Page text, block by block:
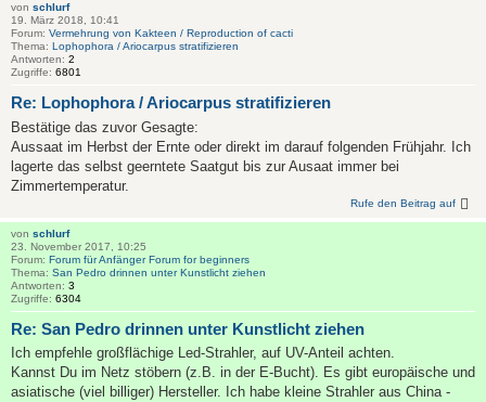
von schlurf
19. März 2018, 10:41
Forum: Vermehrung von Kakteen / Reproduction of cacti
Thema: Lophophora / Ariocarpus stratifizieren
Antworten: 2
Zugriffe: 6801
Re: Lophophora / Ariocarpus stratifizieren
Bestätige das zuvor Gesagte:
Aussaat im Herbst der Ernte oder direkt im darauf folgenden Frühjahr. Ich
lagerte das selbst geerntete Saatgut bis zur Ausaat immer bei
Zimmertemperatur.
Rufe den Beitrag auf
von schlurf
23. November 2017, 10:25
Forum: Forum für Anfänger Forum for beginners
Thema: San Pedro drinnen unter Kunstlicht ziehen
Antworten: 3
Zugriffe: 6304
Re: San Pedro drinnen unter Kunstlicht ziehen
Ich empfehle großflächige Led-Strahler, auf UV-Anteil achten.
Kannst Du im Netz stöbern (z.B. in der E-Bucht). Es gibt europäische und
asiatische (viel billiger) Hersteller. Ich habe kleine Strahler aus China -